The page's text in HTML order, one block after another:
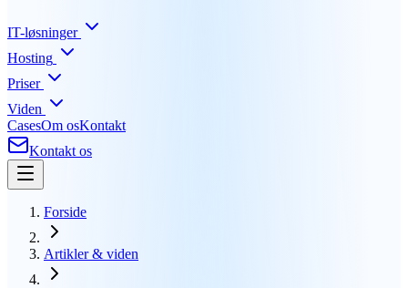
IT-løsninger
Hosting
Priser
Viden
CasesOm osKontakt
Kontakt os
Forside
Artikler & viden